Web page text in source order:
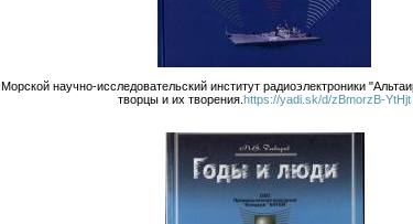
Морской научно-исследовательский институт радиоэлектроники
творцы и их творения. https://yadi.sk/d/zBmorzB-YtHjt